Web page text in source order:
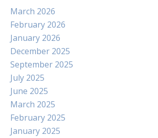
March 2026
February 2026
January 2026
December 2025
September 2025
July 2025
June 2025
March 2025
February 2025
January 2025